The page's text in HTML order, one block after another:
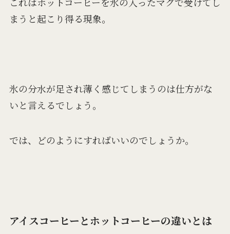
まうと起こり得る現象。
氷の分水が足され薄く感じてしまうのは仕方がな
いと言えるでしょう。
では、どのようにすればいいのでしょうか。
アイスコーヒーとホットコーヒーの違いとは